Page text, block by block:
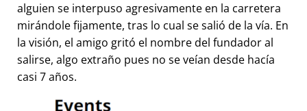
alguien se interpuso agresivamente en la carretera
mirándole fijamente, tras lo cual se salió de la vía. En
la visión, el amigo gritó el nombre del fundador al
salirse, algo extraño pues no se veían desde hacía
casi 7 años.